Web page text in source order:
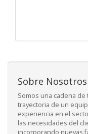
Sobre Nosotros
Somos una cadena
trayectoria de un
experiencia en el
las necesidades del
incorporando nuevas